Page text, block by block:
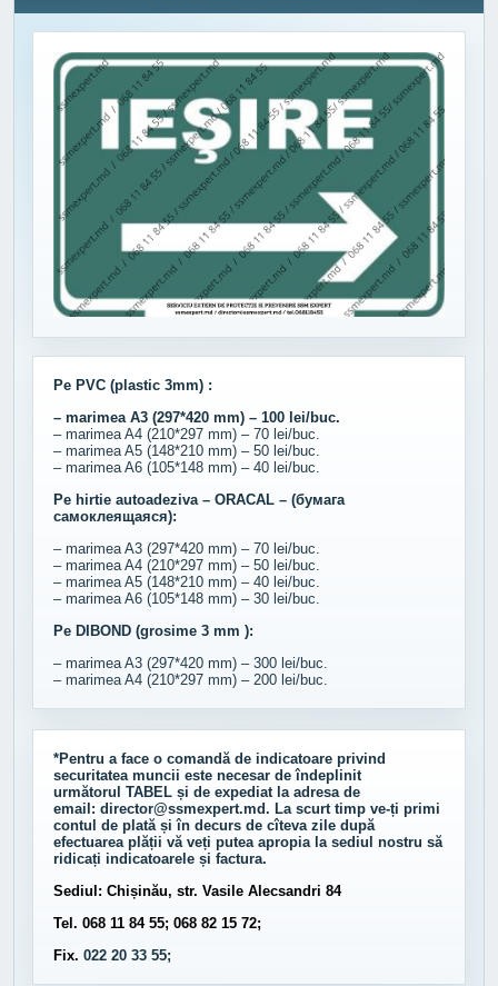
Pe PVC (plastic 3mm) :
– marimea A3 (297*420 mm) – 100 lei/buc.
– marimea A4 (210*297 mm) – 70 lei/buc.
– marimea A5 (148*210 mm) – 50 lei/buc.
– marimea A6 (105*148 mm) – 40 lei/buc.
Pe hirtie autoadeziva – ORACAL – (бумага
самоклеящаяся):
– marimea A3 (297*420 mm) – 70 lei/buc.
– marimea A4 (210*297 mm) – 50 lei/buc.
– marimea A5 (148*210 mm) – 40 lei/buc.
– marimea A6 (105*148 mm) – 30 lei/buc.
Pe DIBOND (grosime 3 mm ):
– marimea A3 (297*420 mm) – 300 lei/buc.
– marimea A4 (210*297 mm) – 200 lei/buc.
*Pentru a face o comandă de indicatoare privind
securitatea muncii este necesar de îndeplinit
următorul TABEL și de expediat la adresa de
email: director@ssmexpert.md. La scurt timp ve-ți primi
contul de plată și în decurs de cîteva zile după
efectuarea plății vă veți putea apropia la sediul nostru să
ridicați indicatoarele și factura.
Sediul: Chișinău, str. Vasile Alecsandri 84
Tel. 068 11 84 55; 068 82 15 72;
Fix. 022 20 33 55;